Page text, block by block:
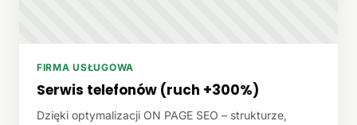
FIRMA USŁUGOWA
Serwis telefonów (ruch +300%)
Dzięki optymalizacji ON PAGE SEO – strukturze,